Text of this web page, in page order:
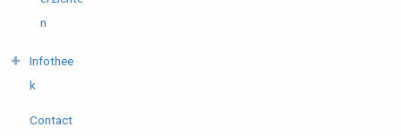
n
Infothee
k
Contact